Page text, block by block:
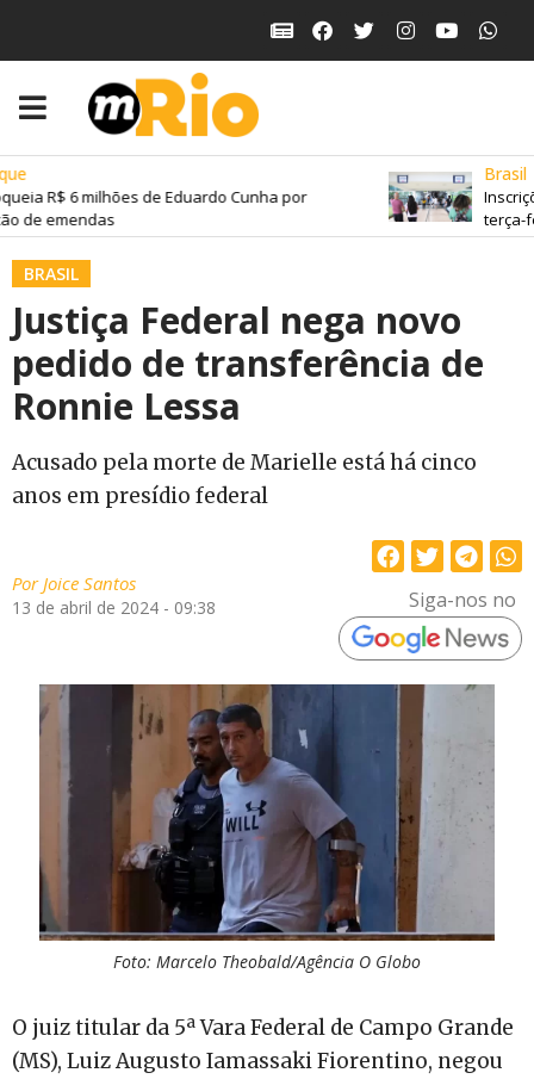
R$ 6 milhões de Eduardo Cunha por
de emendas
Brasil
terça-
BRASIL
Justiça Federal nega novo
pedido de transferência de
Ronnie Lessa
Acusado pela morte de Marielle está há cinco
anos em presídio federal
PorJoice Santos
13 de abril de 2024 - 09:38 Siga-nos no
Foto: Marcelo Theobald/Agência O Globo
O juiz titular da 5ª Vara Federal de Campo Grande
(MS), Luiz Augusto Iamassaki Fiorentino, negou